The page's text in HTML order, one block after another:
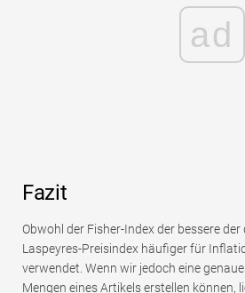
ad
Fazit
Obwohl der Fisher-Index der bessere
Laspeyres-Preisindex häufiger für
verwendet. Wenn wir jedoch eine
Mengen eines Artikels erstellen können,